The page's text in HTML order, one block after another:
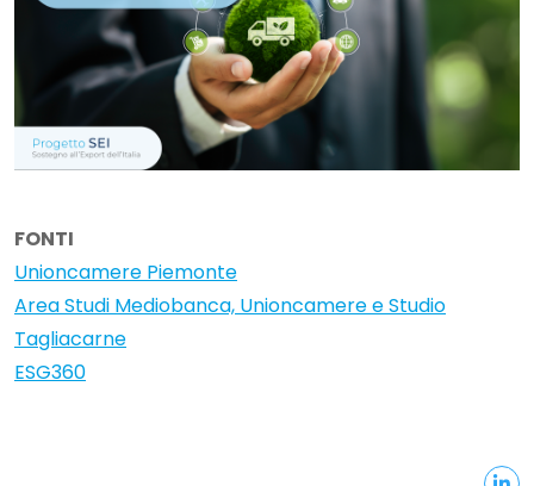
FONTI
Unioncamere Piemonte
Area Studi Mediobanca, Unioncamere e Studio
Tagliacarne
ESG360